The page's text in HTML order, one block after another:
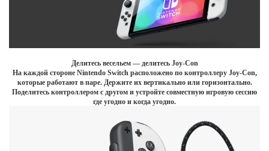
Делитесь весельем — делитесь Joy-Con
На каждой стороне Nintendo Switch расположено по контроллеру Joy-Con,
которые работают в паре. Держите их вертикально или горизонтально.
Поделитесь контроллером с другом и устройте совместную игровую сессию
где угодно и когда угодно.